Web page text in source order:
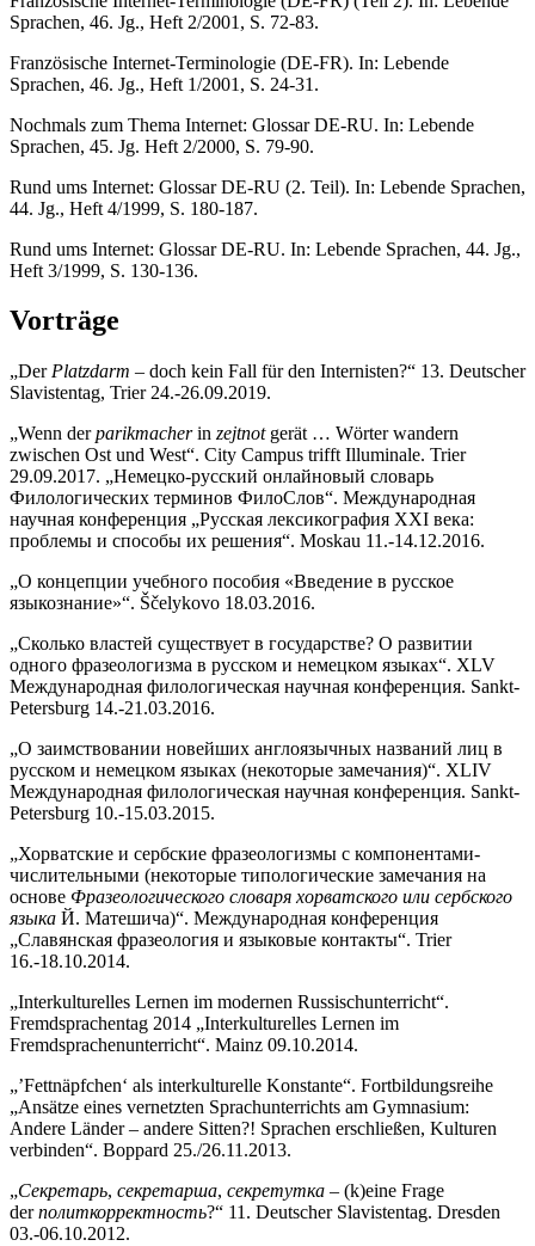
Sprachen, 46. Jg., Heft 2/2001, S. 72-83.
Französische Internet-Terminologie (DE-FR). In: Lebende
Sprachen, 46. Jg., Heft 1/2001, S. 24-31.
Nochmals zum Thema Internet: Glossar DE-RU. In: Lebende
Sprachen, 45. Jg. Heft 2/2000, S. 79-90.
Rund ums Internet: Glossar DE-RU (2. Teil). In: Lebende Sprachen,
44. Jg., Heft 4/1999, S. 180-187.
Rund ums Internet: Glossar DE-RU. In: Lebende Sprachen, 44. Jg.,
Heft 3/1999, S. 130-136.
Vorträge
„Der Platzdarm – doch kein Fall für den Internisten?“ 13. Deutscher
Slavistentag, Trier 24.-26.09.2019.
„Wenn derparikmacherin zejtnot gerät … Wörter wandern
zwischen Ost und West“. City Campus trifft Illuminale. Trier
29.09.2017. „Немецко-русский онлайновый словарь
Филологических терминов ФилоСлов“. Международная
научная конференция „Русская лексикография XXI века:
проблемы и способы их решения“. Moskau 11.-14.12.2016.
„О концепции учебного пособия «Введение в русское
языкознание»“. Ščelykovo 18.03.2016.
„Сколько властей существует в государстве? О развитии
одного фразеологизма в русском и немецком языках“. XLV
Международная филологическая научная конференция. Sankt-
Petersburg 14.-21.03.2016.
„О заимствовании новейших англоязычных названий лиц в
русском и немецком языках (некоторые замечания)“. XLIV
Международная филологическая научная конференция. Sankt-
Petersburg 10.-15.03.2015.
„Хорватские и сербские фразеологизмы с компонентами-
числительными (некоторые типологические замечания на
основе Фразеологического словаря хорватского или сербского
языка Й. Матешича)“. Международная конференция
„Славянская фразеология и языковые контакты“. Trier
16.-18.10.2014.
„Interkulturelles Lernen im modernen Russischunterricht“.
Fremdsprachentag 2014 „Interkulturelles Lernen im
Fremdsprachenunterricht“. Mainz 09.10.2014.
„’Fettnäpfchen‘ als interkulturelle Konstante“. Fortbildungsreihe
„Ansätze eines vernetzten Sprachunterrichts am Gymnasium:
Andere Länder – andere Sitten?! Sprachen erschließen, Kulturen
verbinden“. Boppard 25./26.11.2013.
„Секретарь, секретарша, секретутка – (k)eine Frage
derполиткорректность?“ 11. Deutscher Slavistentag. Dresden
03.-06.10.2012.